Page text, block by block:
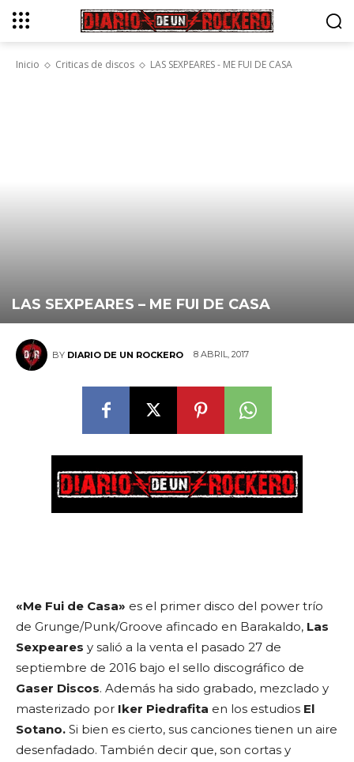
Inicio Criticas de discos LAS SEXPEARES - ME FUI DE CASA
LAS SEXPEARES – ME FUI DE CASA
BY DIARIO DE UN ROCKERO 8 ABRIL, 2017
«Me Fui de Casa» es el primer disco del power trío
de Grunge/Punk/Groove afincado en Barakaldo, Las
Sexpeares y salió a la venta el pasado 27 de
septiembre de 2016 bajo el sello discográfico de
Gaser Discos. Además ha sido grabado, mezclado y
masterizado por Iker Piedrafita en los estudios El
Sotano. Si bien es cierto, sus canciones tienen un aire
desenfadado. También decir que, son cortas y